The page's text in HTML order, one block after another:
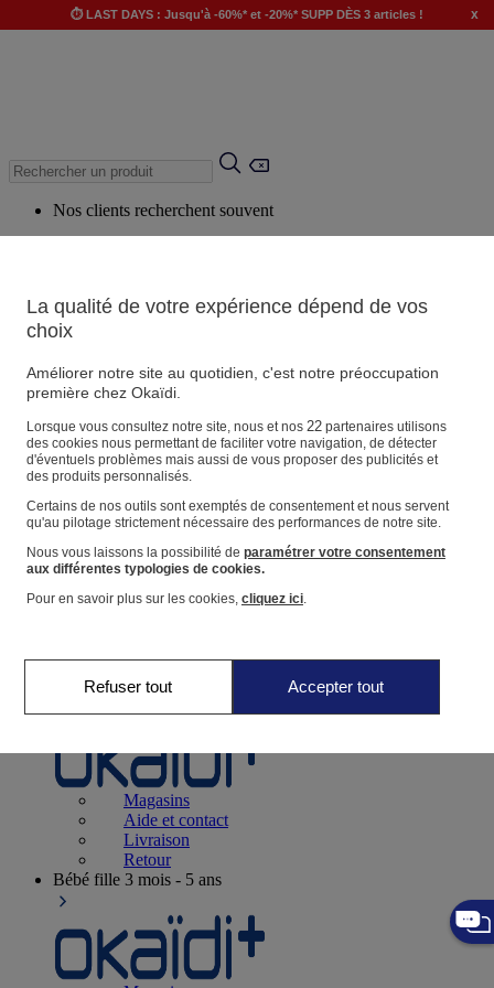
⏱️ LAST DAYS : Jusqu'à -60%* et -20%* SUPP DÈS 3 articles ! x
Nos clients recherchent souvent
Produits suggérés
Voir tous les produits
Magasin
Vos informations personnelles
Suivre une commande
Panier
Favoris
Naissance0-12 mois
Magasins
Aide et contact
Livraison
Retour
Bébé fille 3 mois - 5 ans
La qualité de votre expérience dépend de vos
choix
Améliorer notre site au quotidien, c'est notre préoccupation
première chez Okaïdi.
Lorsque vous consultez notre site, nous et nos 22partenaires utilisons
des cookies nous permettant de faciliter votre navigation, de détecter
d'éventuels problèmes mais aussi de vous proposer des publicités et
des produits personnalisés.
Certains de nos outils sont exemptés de consentement et nous servent
qu'au pilotage strictement nécessaire des performances de notre site.
Nous vous laissons la possibilité de paramétrer votre consentement
aux différentes typologies de cookies.
Pour en savoir plus sur les cookies, cliquez ici.
Refuser tout Accepter tout